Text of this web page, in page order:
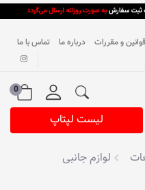
قوانین و مقررات درباره ما تماس با ما
0
لیست لپتاپ
لوازم جانبی